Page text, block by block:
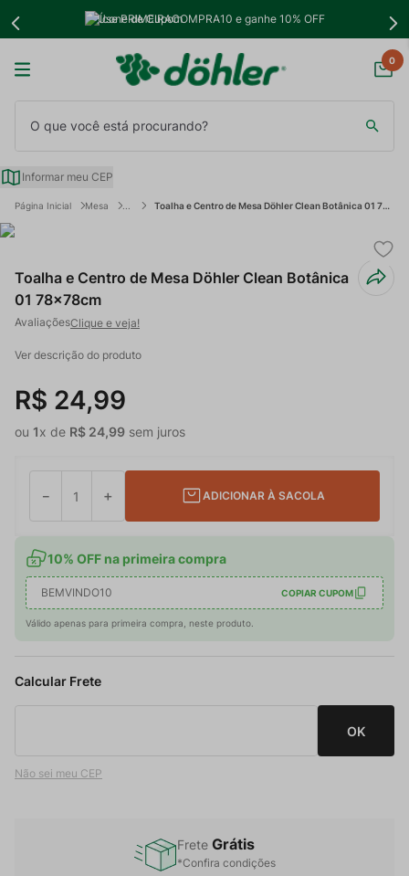
Use PRIMEIRACOMPRA10 e ganhe 10% OFF
0
Informar meu CEP
Mesa Toalha e Centro de Mesa Döhler Clean Botânica 01 78x78cm
Toalha e Centro de Mesa Döhler Clean Botânica
01 78x78cm
Clique e veja!
Ver descrição do produto
R$ 24,99
ou 1x de R$ 24,99 sem juros
＋
－ ADICIONAR À SACOLA
10% OFF na primeira compra
BEMVINDO10 COPIAR CUPOM
Válido apenas para primeira compra, neste produto.
Não sei meu CEP
Frete Grátis
*Confira condições